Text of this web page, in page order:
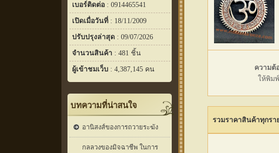
เบอร์ติดต่อ : 0914465541
เปิดเมื่อวันที่ : 18/11/2009
ปรับปรุงล่าสุด : 09/07/2026
จำนวนสินค้า : 481 ชิ้น
ผู้เข้าชมเว็บ : 4,387,145 คน
บทความที่น่าสนใจ
อานิสงส์ของการถวายระฆัง
กลลวงของมิจฉาชีพ ในการ
ความต้
ให้พิม
รวมราคาสินค้าทุกรา